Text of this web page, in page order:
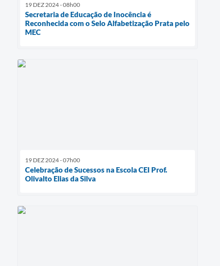
19 DEZ 2024 - 08h00
Secretaria de Educação de Inocência é
Reconhecida com o Selo Alfabetização Prata pelo
MEC
19 DEZ 2024 - 07h00
Celebração de Sucessos na Escola CEI Prof.
Olivalto Elias da Silva